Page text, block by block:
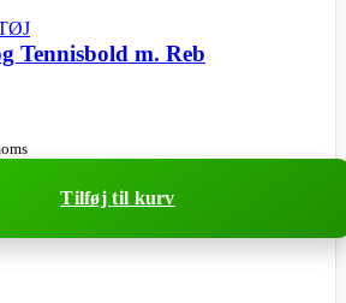
Tennisbold m. Reb
Tilføj til kurv